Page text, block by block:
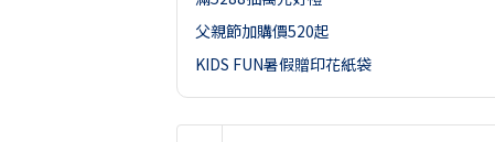
父親節加購價520起
KIDS FUN暑假贈印花紙袋